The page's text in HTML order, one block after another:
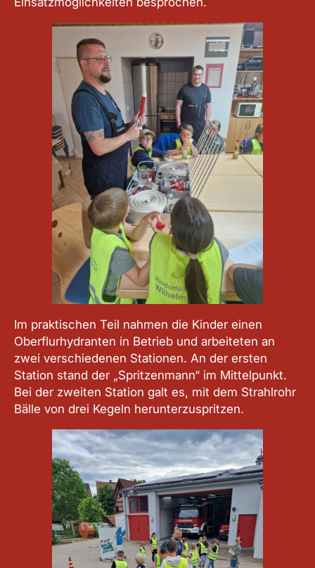
Im praktischen Teil nahmen die Kinder einen
Oberflurhydranten in Betrieb und arbeiteten an
zwei verschiedenen Stationen. An der ersten
Station stand der „Spritzenmann“ im Mittelpunkt.
Bei der zweiten Station galt es, mit dem Strahlrohr
Bälle von drei Kegeln herunterzuspritzen.